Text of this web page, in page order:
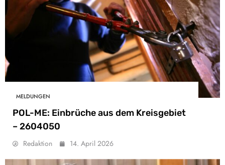
MELDUNGEN
POL-ME: Einbrüche aus dem Kreisgebiet
– 2604050
Redaktion 14. April 2026